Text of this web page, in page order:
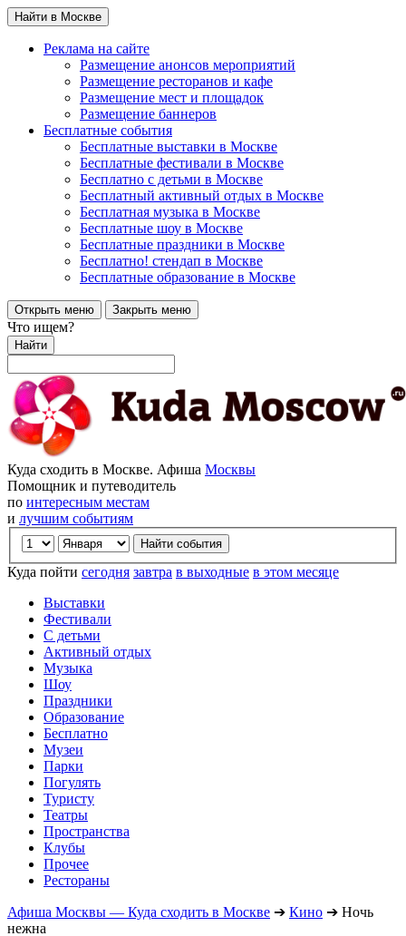
Найти в Москве
Реклама на сайте
Размещение анонсов мероприятий
Размещение ресторанов и кафе
Размещение мест и площадок
Размещение баннеров
Бесплатные события
Бесплатные выставки в Москве
Бесплатные фестивали в Москве
Бесплатно с детьми в Москве
Бесплатный активный отдых в Москве
Бесплатная музыка в Москве
Бесплатные шоу в Москве
Бесплатные праздники в Москве
Бесплатно! стендап в Москве
Бесплатные образование в Москве
Открыть меню Закрыть меню
Что ищем?
Найти
Куда сходить в Москве. Афиша Москвы
Помощник и путеводитель
по интересным местам
и лучшим событиям
Куда пойти сегодня завтра в выходные в этом месяце
Выставки
Фестивали
С детьми
Активный отдых
Музыка
Шоу
Праздники
Образование
Бесплатно
Музеи
Парки
Погулять
Туристу
Театры
Пространства
Клубы
Прочее
Рестораны
Афиша Москвы — Куда сходить в Москве ➔ Кино ➔ Ночь
нежна